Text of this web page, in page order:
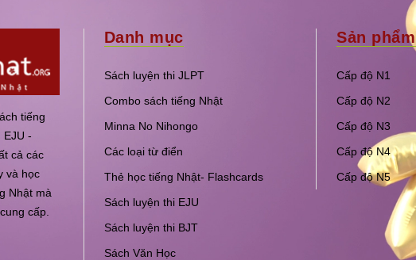
tiếng
EJU -
cả các
và học
Nhật mà
cấp.
Danh mục
Sách luyện thi JLPT
Combo sách tiếng Nhật
Minna No Nihongo
Các loại từ điển
Thẻ học tiếng Nhật- Flashcards
Sách luyện thi EJU
Sách luyện thi BJT
Sách Văn Học
Sản
Cấp độ N1
Cấp độ N2
Cấp độ N3
Cấp độ N4
Cấp độ N5